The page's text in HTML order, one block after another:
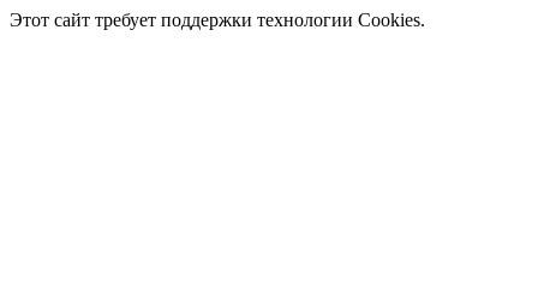
Этот сайт требует поддержки технологии Cookies.